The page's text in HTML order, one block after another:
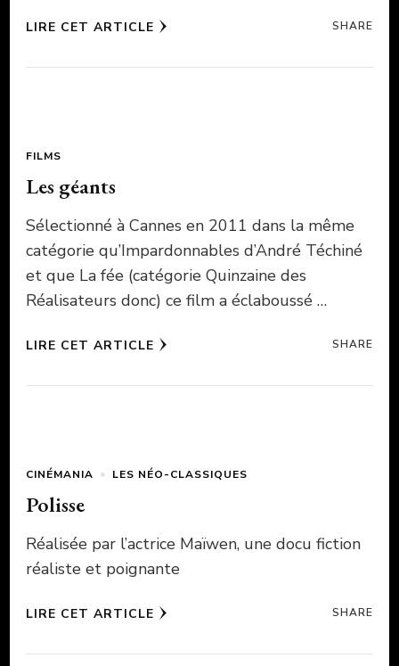
LIRE CET ARTICLE SHARE
FILMS
Les géants
Sélectionné à Cannes en 2011 dans la même
catégorie qu’Impardonnables d’André Téchiné
et que La fée (catégorie Quinzaine des
Réalisateurs donc) ce film a éclaboussé …
LIRE CET ARTICLE SHARE
CINÉMANIA LES NÉO-CLASSIQUES
Polisse
Réalisée par l’actrice Maïwen, une docu fiction
réaliste et poignante
LIRE CET ARTICLE SHARE